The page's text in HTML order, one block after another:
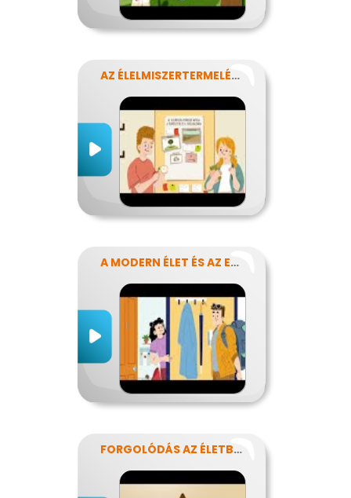
AZ ÉLELMISZERTERMELÉS HATÁSA
A MODERN ÉLET ÉS AZ ENERGIA
FORGOLÓDÁS AZ ÉLETBEN